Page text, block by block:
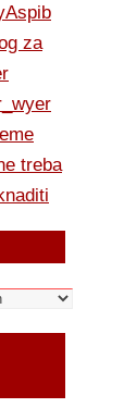
za
treba